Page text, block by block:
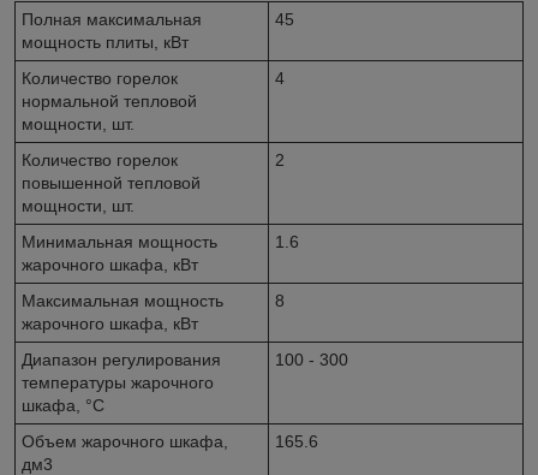
Полная максимальная
мощность плиты, кВт
45
Количество горелок
нормальной тепловой
мощности, шт.
4
Количество горелок
повышенной тепловой
мощности, шт.
2
Минимальная мощность
жарочного шкафа, кВт
1.6
Максимальная мощность
жарочного шкафа, кВт
8
Диапазон регулирования
температуры жарочного
шкафа, °C
100 - 300
Объем жарочного шкафа,
дм3
165.6